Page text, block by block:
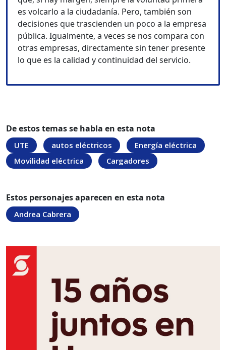
es volcarlo a la ciudadanía. Pero, también son
decisiones que trascienden un poco a la empresa
pública. Igualmente, a veces se nos compara con
otras empresas, directamente sin tener presente
lo que es la calidad y continuidad del servicio.
De estos temas se habla en esta nota
UTE autos eléctricos
Energía eléctrica
Movilidad eléctrica
Cargadores
Estos personajes aparecen en esta nota
Andrea Cabrera